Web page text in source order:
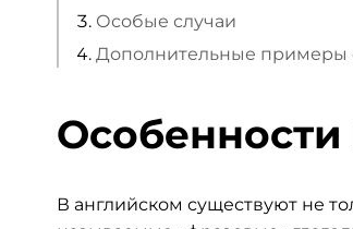
Особые случаи
Дополнительные примеры
Особенности
В английском существуют не